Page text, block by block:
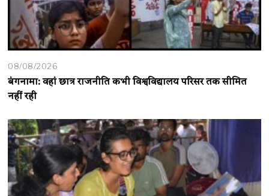
08/08/2026
बंगनामा: वहां छात्र राजनीति कभी विश्वविद्यालय परिसर तक सीमित
नहीं रही